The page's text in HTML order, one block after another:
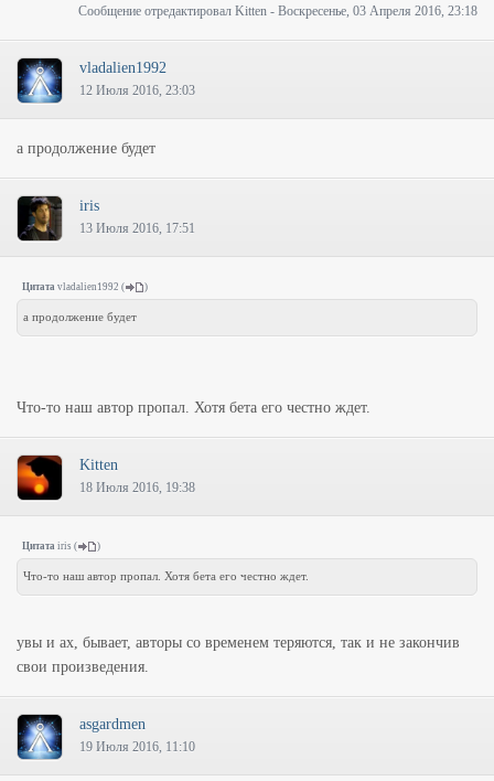
Сообщение отредактировал Kitten - Воскресенье, 03 Апреля 2016, 23:18
vladalien1992
12 Июля 2016, 23:03
а продолжение будет
iris
13 Июля 2016, 17:51
Цитата vladalien1992 ( )
а продолжение будет
Что-то наш автор пропал. Хотя бета его честно ждет.
Kitten
18 Июля 2016, 19:38
Цитата iris ( )
Что-то наш автор пропал. Хотя бета его честно ждет.
увы и ах, бывает, авторы со временем теряются, так и не закончив
свои произведения.
asgardmen
19 Июля 2016, 11:10